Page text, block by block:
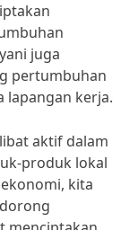
juga
pertumbuhan
lapangan kerja.
aktif dalam
produk lokal
kita